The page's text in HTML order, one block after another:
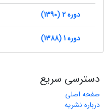
دوره 2 (1390)
دوره 1 (1388)
دسترسی سریع
صفحه اصلی
درباره نشریه